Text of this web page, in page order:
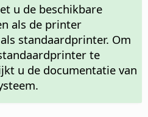
u de beschikbare
als de printer
standaardprinter. Om
te
u de documentatie van